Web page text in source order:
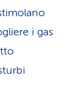
i gas